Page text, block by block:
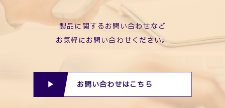
製品に関するお問い合わせなど
お気軽にお問い合わせください。
お問い合わせはこちら